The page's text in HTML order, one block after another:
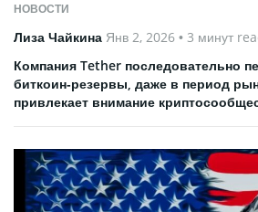
НОВОСТИ
Лиза Чайкина Янв 2, 2026 • 3 минут
Компания Tether последовательно
биткоин‑резервы, даже в период
привлекает внимание